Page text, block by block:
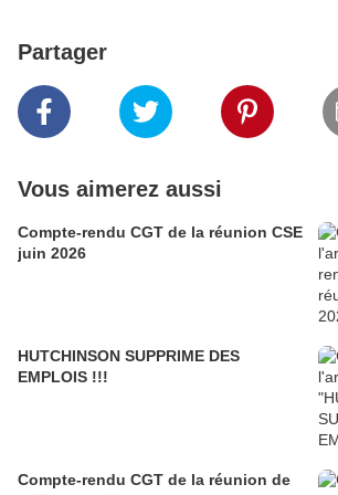
Partager
Vous aimerez aussi
Compte-rendu CGT de la réunion CSE
juin 2026
HUTCHINSON SUPPRIME DES
EMPLOIS !!!
Compte-rendu CGT de la réunion de